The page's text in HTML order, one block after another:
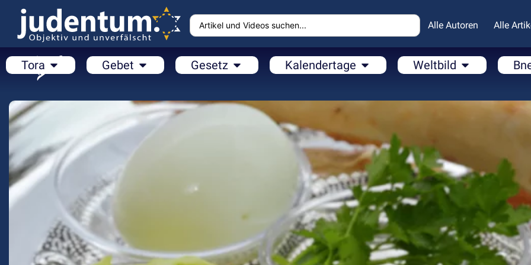
Alle Autoren Alle
Tora Gebet Gesetz Kalendertage Weltbild